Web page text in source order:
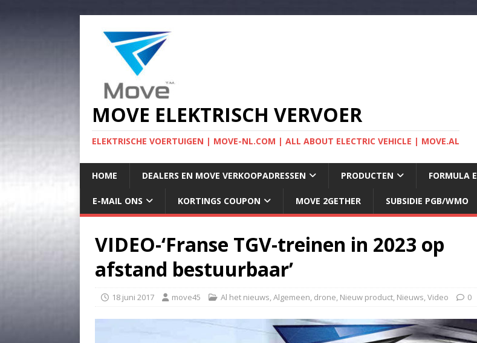
MOVE ELEKTRISCH VERVOER
ELEKTRISCHE VOERTUIGEN | MOVE-NL.COM | ALL ABOUT ELECTRIC VEHICLE | MOVE.AL
HOME DEALERS EN MOVE VERKOOPADRESSEN PRODUCTEN FORMULA E
E-MAIL ONS KORTINGS COUPON MOVE 2GETHER SUBSIDIE PGB/WMO
VIDEO-‘Franse TGV-treinen in 2023 op
afstand bestuurbaar’
18 juni 2017 move45 Al het nieuws,Algemeen, drone, Nieuw product, Nieuws,Video 0